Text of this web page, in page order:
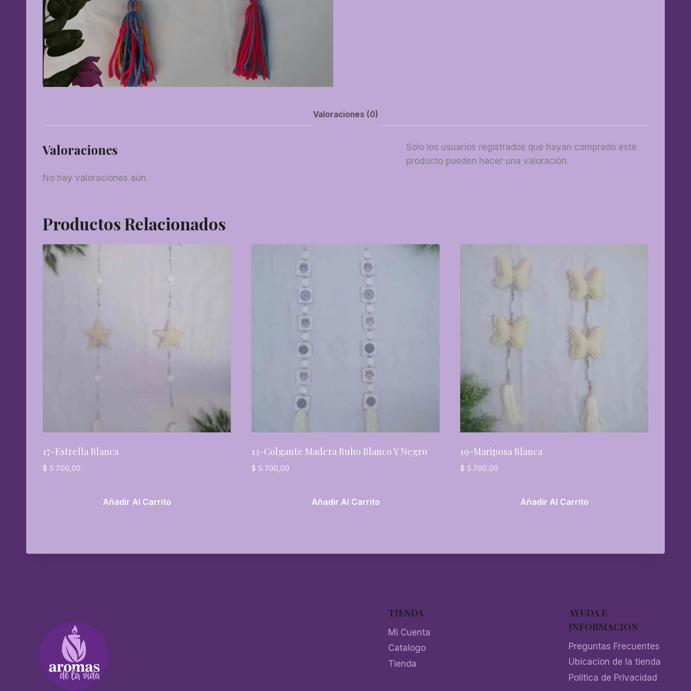
Valoraciones (0)
Valoraciones
No hay valoraciones aún.
Solo los usuarios registrados que hayan comprado este
producto pueden hacer una valoración.
Productos Relacionados
17-Estrella Blanca
$ 5.700,00
Añadir Al Carrito
13-Colgante Madera Buho Blanco Y Negro
$ 5.700,00
Añadir Al Carrito
19-Mariposa Blanca
$ 5.700,00
Añadir Al Carrito
TIENDA
Mi Cuenta
Catalogo
Tienda
AYUDA E
INFORMACION
Preguntas Frecuentes
Ubicacion de la tienda
Politica de Privacidad